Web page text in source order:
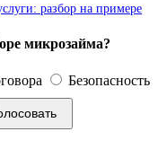
разбор на примере
микрозайма?
Безопасность